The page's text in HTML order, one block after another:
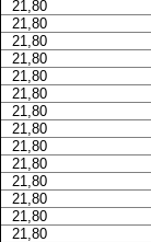
21,80
21,80
21,80
21,80
21,80
21,80
21,80
21,80
21,80
21,80
21,80
21,80
21,80
21,80